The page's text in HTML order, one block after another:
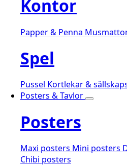
Kontor
Papper & Penna
Spel
Pussel Kortlekar &
Posters & Tavlor
Posters
Maxi posters Mini posters
Chibi posters